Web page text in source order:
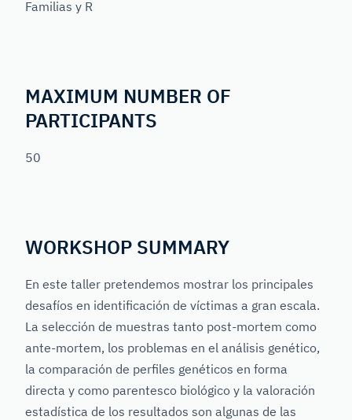
Familias y R
MAXIMUM NUMBER OF
PARTICIPANTS
50
WORKSHOP SUMMARY
En este taller pretendemos mostrar los principales
desafíos en identificación de víctimas a gran escala.
La selección de muestras tanto post-mortem como
ante-mortem, los problemas en el análisis genético,
la comparación de perfiles genéticos en forma
directa y como parentesco biológico y la valoración
estadística de los resultados son algunas de las